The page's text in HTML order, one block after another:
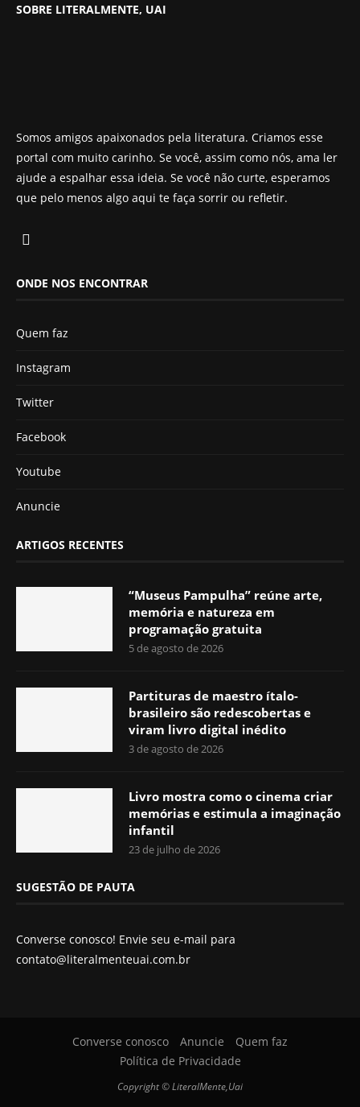
SOBRE LITERALMENTE, UAI
Somos amigos apaixonados pela literatura. Criamos esse
portal com muito carinho. Se você, assim como nós, ama ler
ajude a espalhar essa ideia. Se você não curte, esperamos
que pelo menos algo aqui te faça sorrir ou refletir.
ONDE NOS ENCONTRAR
Quem faz
Instagram
Twitter
Facebook
Youtube
Anuncie
ARTIGOS RECENTES
“Museus Pampulha” reúne arte,
memória e natureza em
programação gratuita
5 de agosto de 2026
Partituras de maestro ítalo-
brasileiro são redescobertas e
viram livro digital inédito
3 de agosto de 2026
Livro mostra como o cinema criar
memórias e estimula a imaginação
infantil
23 de julho de 2026
SUGESTÃO DE PAUTA
Converse conosco! Envie seu e-mail para
contato@literalmenteuai.com.br
Converse conosco Anuncie
Quem faz
Política de Privacidade
Copyright © LiteralMente,Uai